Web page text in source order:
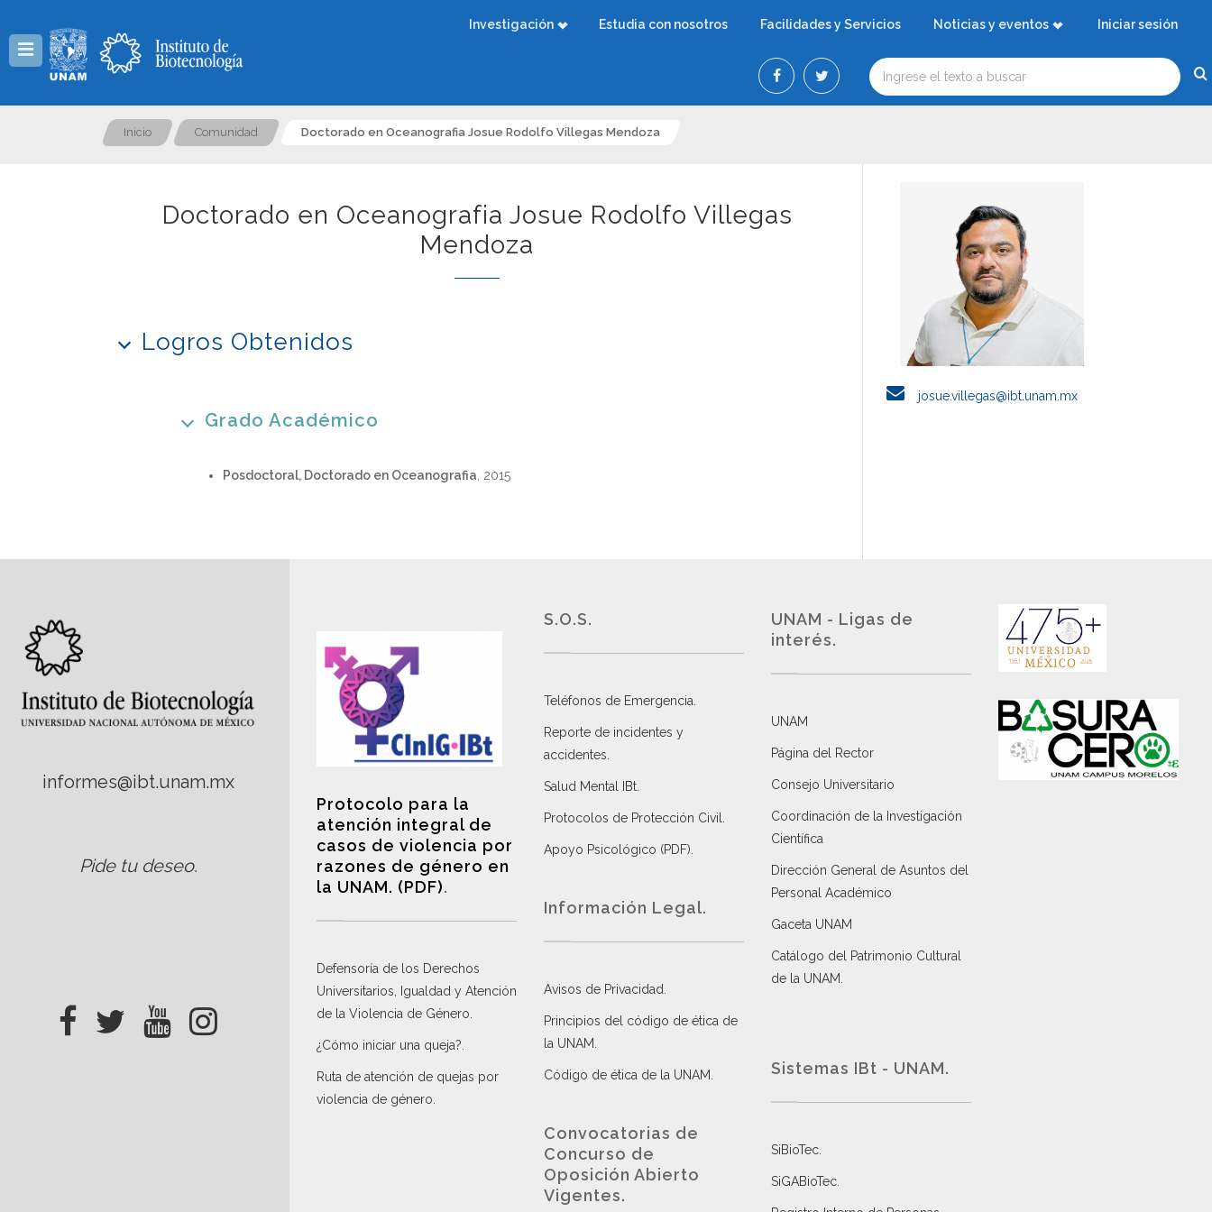
Investigación Estudia con nosotros Facilidades y Servicios Noticias y eventos Iniciar sesión
Inicio Comunidad Doctorado en Oceanografia Josue Rodolfo Villegas Mendoza
Doctorado en Oceanografia Josue Rodolfo Villegas
Mendoza
Logros Obtenidos
Grado Académico
Posdoctoral, Doctorado en Oceanografia , 2015
josue.villegas@ibt.unam.mx
informes@ibt.unam.mx
Pide tu deseo.
Protocolo para la
atención integral de
casos de violencia por
razones de género en
la UNAM. (PDF).
Defensoría de los Derechos
Universitarios, Igualdad y Atención
de la Violencia de Género
¿Cómo iniciar una queja?
Ruta de atención de quejas por
violencia de género
S.O.S.
Teléfonos de Emergencia.
Reporte de incidentes y
accidentes
Salud Mental IBt
Protocolos de Protección Civil
Apoyo Psicológico (PDF)
Información Legal.
Avisos de Privacidad
Principios del código de ética de
la UNAM
Código de ética de la UNAM
Convocatorias de
Concurso de
Oposición Abierto
Vigentes.
UNAM - Ligas de
interés.
UNAM
Página del Rector
Consejo Universitario
Coordinación de la Investigación
Científica
Dirección General de Asuntos del
Personal Académico
Gaceta UNAM
Catálogo del Patrimonio Cultural
de la UNAM.
Sistemas IBt - UNAM.
SiBioTec
SiGABioTec.